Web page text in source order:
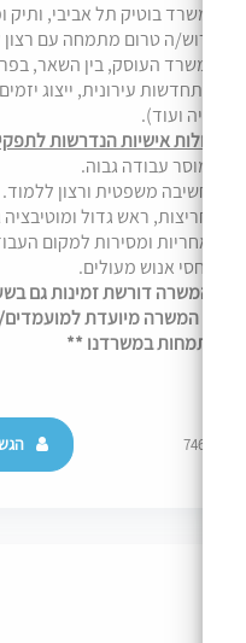
בוטיק תל אביבי, ותיק
ה טרום מתמחה עם רצון
העוסק, בין השאר,
עירונית, ייצוג יזמים
ועוד).
אישיות הנדרשות לתפקיד:
עבודה גבוה.
משפטית ורצון ללמוד.
ראש גדול ומוטיבציה
ומסירות למקום העבודה.
אנוש מעולים.
דורשת זמינות גם בשעות
מיועדת למועמדים/ות
במשרדנו **
הגשת